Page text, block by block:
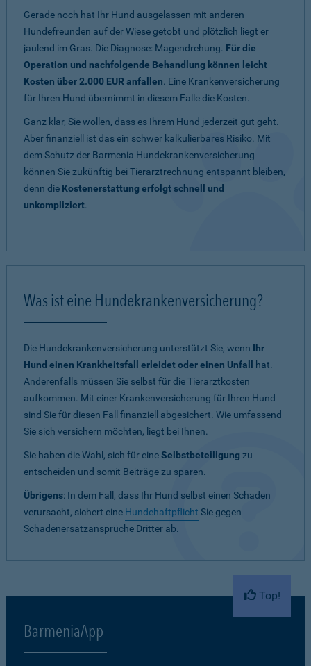
Gerade noch hat Ihr Hund ausgelassen mit anderen
Hundefreunden auf der Wiese getobt und plötzlich liegt er
jaulend im Gras. Die Diagnose: Magendrehung. Für die
Operation und nachfolgende Behandlung können leicht
Kosten über 2.000 EUR anfallen. Eine Krankenversicherung
für Ihren Hund übernimmt in diesem Falle die Kosten.
Ganz klar, Sie wollen, dass es Ihrem Hund jederzeit gut geht.
Aber finanziell ist das ein schwer kalkulierbares Risiko. Mit
dem Schutz der Barmenia Hundekrankenversicherung
können Sie zukünftig bei Tierarztrechnung entspannt bleiben,
denn die Kostenerstattung erfolgt schnell und
unkompliziert.
Was ist eine Hundekrankenversicherung?
Die Hundekrankenversicherung unterstützt Sie, wenn Ihr
Hund einen Krankheitsfall erleidet oder einen Unfall
hat.
Anderenfalls müssen Sie selbst für die Tierarztkosten
aufkommen. Mit einer Krankenversicherung für Ihren Hund
sind Sie für diesen Fall finanziell abgesichert. Wie umfassend
Sie sich versichern möchten, liegt bei Ihnen.
Sie haben die Wahl, sich für eineSelbstbeteiligung zu
entscheiden und somit Beiträge zu sparen.
Übrigens: In dem Fall, dass Ihr Hund selbst einen Schaden
verursacht, sichert eine Hundehaftpflicht Sie gegen
Schadenersatzansprüche Dritter ab.
Top!
BarmeniaApp